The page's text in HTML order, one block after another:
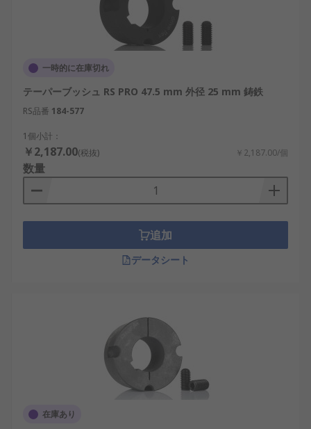
一時的に在庫切れ
テーパーブッシュ RS PRO 47.5 mm 外径 25 mm 鋳鉄
RS品番 184-577
1個小計：
￥2,187.00(税抜) ￥2,187.00/個
数量
追加
データシート
在庫あり